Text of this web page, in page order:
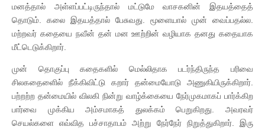
மனத்தால் அள்ளப்பட்டிருந்தால் மட்டுமே வாசகனின் இதயத்தைத்
தொடும். கலை இதயத்தால் பேசுவது. மூளையால் முன் வைப்பதல்ல.
மற்றவர் கதையை நவீன் தன் மன ஊற்றின் வழியாக தனது கதையாக
மீட்டெடுக்கிறார்.
முன் தொகுப்பு கதைகளில் மெல்லிதாக படர்ந்திருந்த பரிவை
சிலகதைளைில் நீக்கிவிட்டு கறார் தன்மையோடு அணுகியிருக்கிறார்.
பற்றற்ற தன்மையில் விலகி நின்று வாழ்க்கையை நேர்முகமாகப் பார்க்கிற
பார்வை முக்கிய அம்சமாகத் துலக்கம் பெறுகிறது. அவரவர்
செயல்களை எவ்வித பச்சாதாபம் அற்று நேர்நேர் நிறுத்துகிறார். இரு